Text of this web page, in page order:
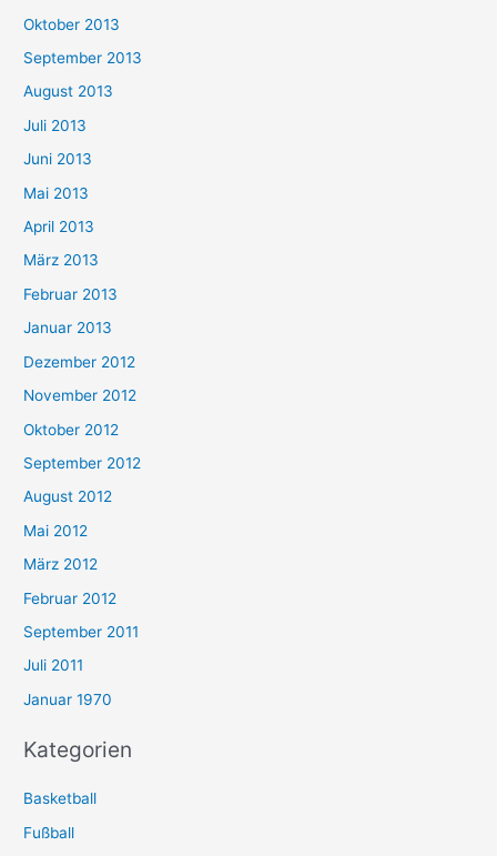
Oktober 2013
September 2013
August 2013
Juli 2013
Juni 2013
Mai 2013
April 2013
März 2013
Februar 2013
Januar 2013
Dezember 2012
November 2012
Oktober 2012
September 2012
August 2012
Mai 2012
März 2012
Februar 2012
September 2011
Juli 2011
Januar 1970
Kategorien
Basketball
Fußball